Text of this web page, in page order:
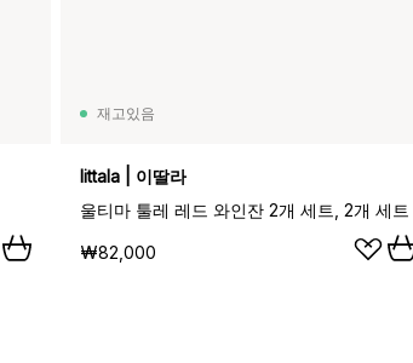
재고있음
Iittala | 이딸라
울티마 툴레 레드 와인잔 2개 세트, 2개 세트
₩82,000